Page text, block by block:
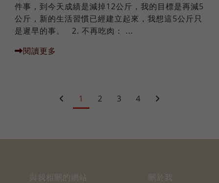
件事，到今天成績是減掉12公斤，我的目標是再減5
公斤，新的生活習慣已經建立起來，我想這5公斤只
是遲早的事。 2. 不再吃肉： ...
閱讀更多
1 2 3 4
與我相關的網站
關於我